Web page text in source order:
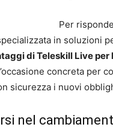
Per
in soluzioni
di Teleskill Live
concreta per
sicurezza i nuovi
nel